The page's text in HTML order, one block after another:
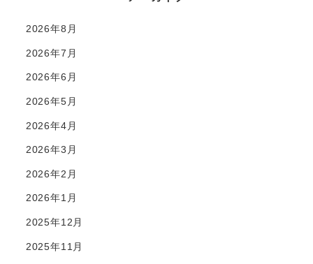
2026年8月
2026年7月
2026年6月
2026年5月
2026年4月
2026年3月
2026年2月
2026年1月
2025年12月
2025年11月